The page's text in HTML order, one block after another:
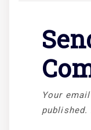
Your
published.